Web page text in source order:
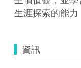
生涯探索的能
資訊